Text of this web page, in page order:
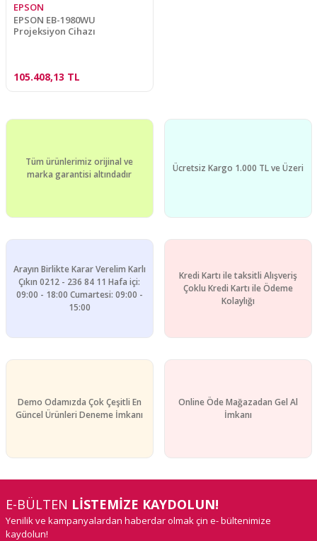
EPSON
EPSON EB-1980WU
Projeksiyon Cihazı
105.408,13 TL
Tüm ürünlerimiz orijinal ve
marka garantisi altındadır
Ücretsiz Kargo 1.000 TL ve Üzeri
Arayın Birlikte Karar Verelim Karlı
Çıkın 0212 - 236 84 11 Hafa içi:
09:00 - 18:00 Cumartesi: 09:00 -
15:00
Kredi Kartı ile taksitli Alışveriş
Çoklu Kredi Kartı ile Ödeme
Kolaylığı
Demo Odamızda Çok Çeşitli En
Güncel Ürünleri Deneme İmkanı
Online Öde Mağazadan Gel Al
İmkanı
E-BÜLTEN LİSTEMİZE KAYDOLUN!
Yenilik ve kampanyalardan haberdar olmak çin e- bültenimize
kaydolun!